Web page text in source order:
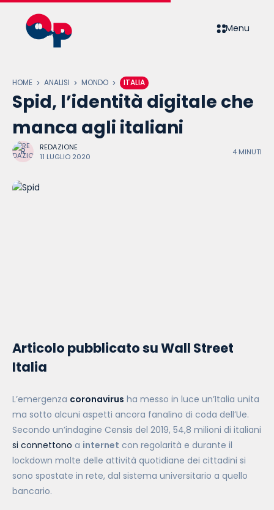
Menu
HOME ANALISI MONDO ITALIA
Spid, l’identità digitale che
manca agli italiani
REDAZIONE
11 LUGLIO 2020
4 MINUTI
Articolo pubblicato suWall Street
Italia
L’emergenza coronavirus ha messo in luce un’Italia unita
ma sotto alcuni aspetti ancora fanalino di coda dell’Ue.
Secondo un’indagine Censis del 2019, 54,8 milioni di italiani
si connettono a internet con regolarità e durante il
lockdown molte delle attività quotidiane dei cittadini si
sono spostate in rete, dal sistema universitario a quello
bancario.